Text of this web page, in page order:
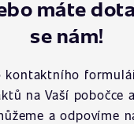
máte
se nám!
kontaktního
na Vaší pobočce
a odpovíme